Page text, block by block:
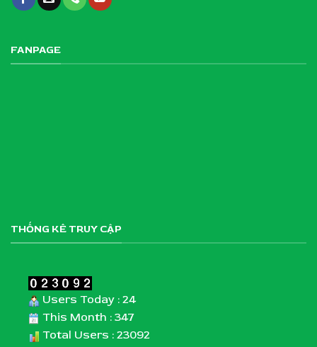
FANPAGE
THỐNG KÊ TRUY CẬP
Users Today : 24
This Month : 347
Total Users : 23092